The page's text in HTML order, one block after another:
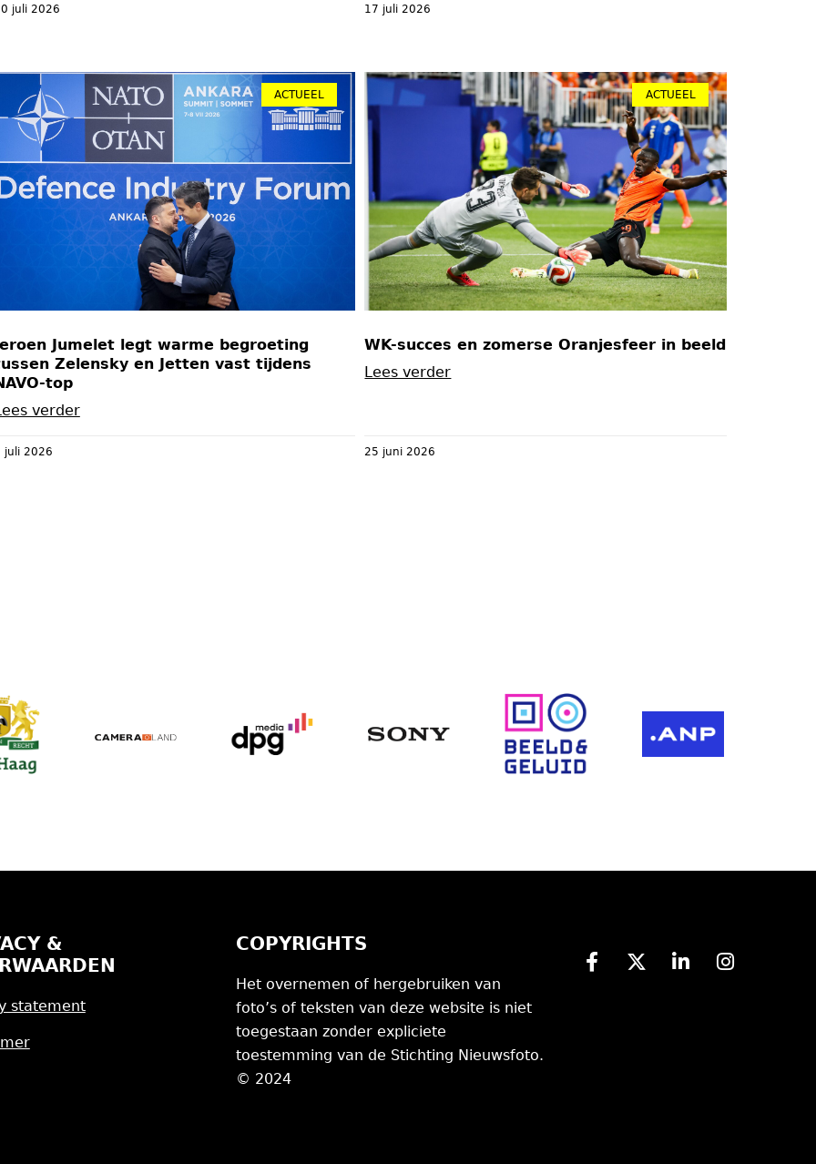
juli 2026 17 juli 2026
ACTUEEL
Jumelet legt warme begroeting
Zelensky en Jetten vast tijdens
top
verder
juli 2026
ACTUEEL
WK-succes en zomerse Oranjesfeer in beeld
Lees verder
25 juni 2026
&
statement
COPYRIGHTS
Het overnemen of hergebruiken van
foto’s of teksten van deze website is niet
toegestaan zonder expliciete
toestemming van de Stichting Nieuwsfoto.
© 2024